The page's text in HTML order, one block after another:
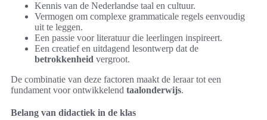
Kennis van de Nederlandse taal en cultuur.
Vermogen om complexe grammaticale regels eenvoudig
uit te leggen.
Een passie voor literatuur die leerlingen inspireert.
Een creatief en uitdagend lesontwerp dat de
betrokkenheid vergroot.
De combinatie van deze factoren maakt de leraar tot een
fundament voor ontwikkelend taalonderwijs.
Belang van didactiek in de klas